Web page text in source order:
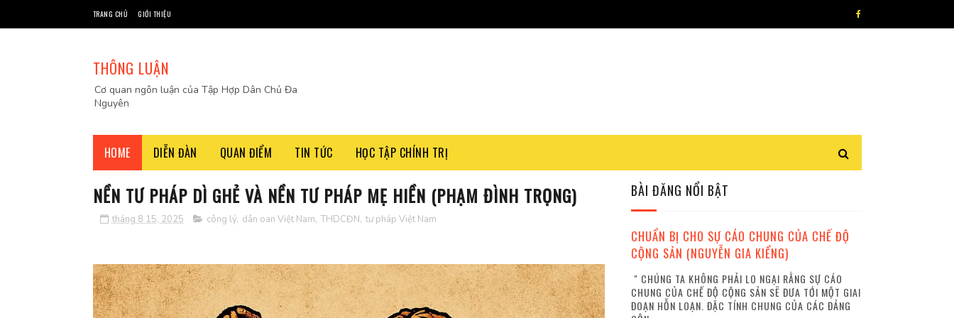
TRANG CHỦ GIỚI THIỆU
THÔNG LUẬN
Cơ quan ngôn luận của Tập Hợp Dân Chủ Đa
Nguyên
HOME DIỄN ĐÀN QUAN ĐIỂM TIN TỨC HỌC TẬP CHÍNH TRỊ
NỀN TƯ PHÁP DÌ GHẺ VÀ NỀN TƯ PHÁP MẸ HIỀN (PHẠM ĐÌNH TRỌNG)
tháng 8 15, 2025 công lý, dân oan Việt Nam, THDCĐN, tư pháp Việt Nam
BÀI ĐĂNG NỔI BẬT
CHUẨN BỊ CHO SỰ CÁO CHUNG CỦA CHẾ ĐỘ
CỘNG SẢN (NGUYỄN GIA KIỂNG)
" CHÚNG TA KHÔNG PHẢI LO NGẠI RẰNG SỰ CÁO
CHUNG CỦA CHẾ ĐỘ CỘNG SẢN SẼ ĐƯA TỚI MỘT GIAI
ĐOẠN HỖN LOẠN. ĐẶC TÍNH CHUNG CỦA CÁC ĐẢNG